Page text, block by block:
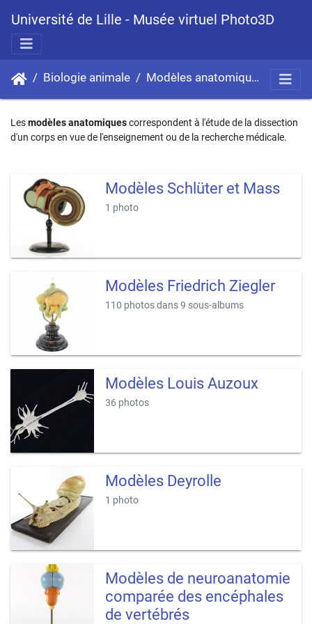
Université de Lille - Musée virtuel Photo3D
Biologie animale Modèles anatomiques
Lesmodèles anatomiquescorrespondent à l'étude de la dissection
d'un corps en vue de l'enseignement ou de la recherche médicale.
Modèles Schlüter et Mass
1 photo
Modèles Friedrich Ziegler
110 photos dans 9 sous-albums
Modèles Louis Auzoux
36 photos
Modèles Deyrolle
1 photo
Modèles de neuroanatomie
comparée des encéphales
de vertébrés